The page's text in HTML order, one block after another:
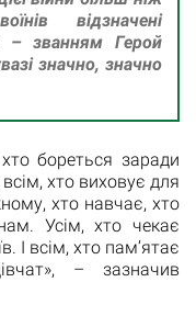
відзначені
– званням Герой
значно, значно
бореться заради
хто виховує для
хто навчає, хто
Усім, хто чекає
І всім, хто пам’ятає
– зазначив